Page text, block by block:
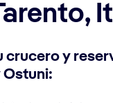
crucero y